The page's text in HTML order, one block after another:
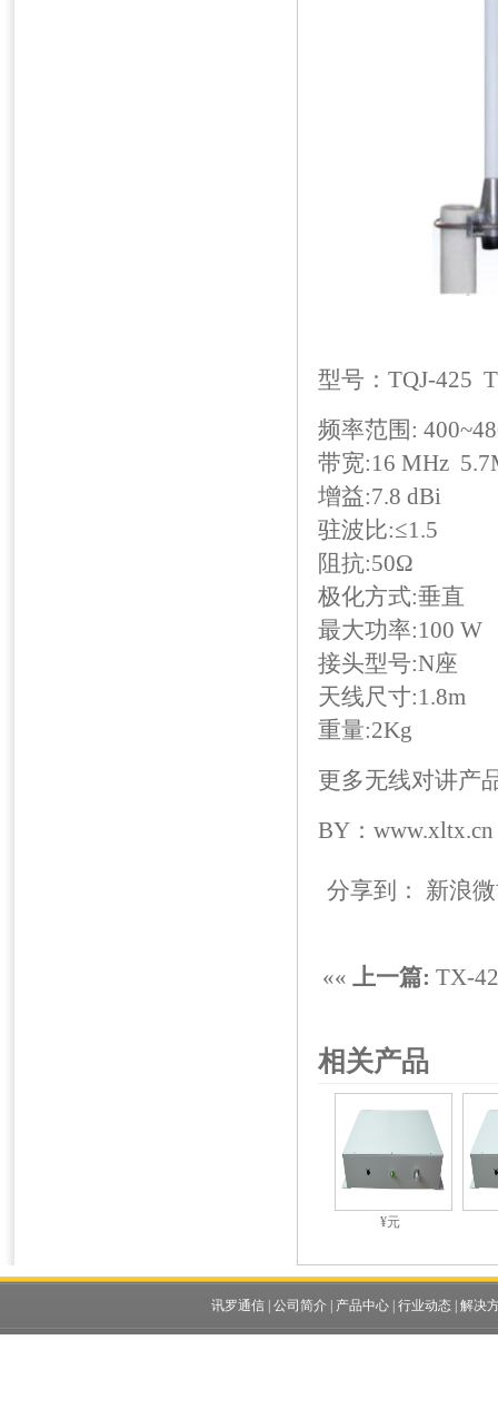
型号：TQJ-425
频率范围:
带宽:16 MHz
增益:7.8 dBi
驻波比:≤1.5
阻抗:50Ω
极化方式:垂直
最大功率:100 W
接头型号:N座
天线尺寸:1.8m
重量:2Kg
更多无线对讲产
BY：www.xltx.cn
分享到： 新浪
«« 上一篇: TX-
相关产品
¥元
讯罗通信| 公司简介| 产品中心| 行业动态| 解决